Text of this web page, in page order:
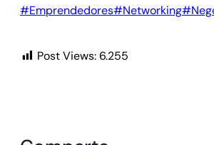
#Emprendedores#Networking
Post Views:6.255